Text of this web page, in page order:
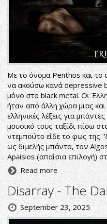
Με το όνομα Penthos και το
να ακούσω κανά depressive
μόνο στο black metal. Οι
ήταν από άλλη χώρα μιας
ελληνικές λέξεις για
μουσικό τους ταξίδι πίσω
ντεμπούτο είδε το φως της
ως διμελής μπάντα, τον
Apaisios (απαίσια επιλογή)
Read more
Disarray - The
September 23, 2025